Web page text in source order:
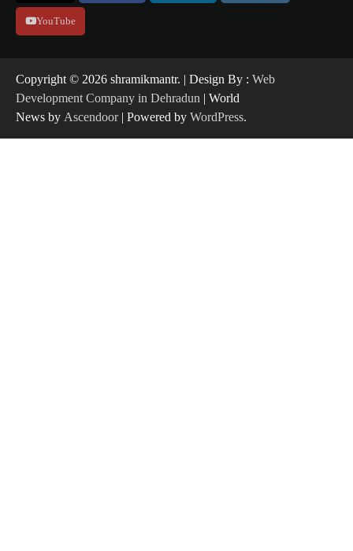
YouTube
Copyright ©️ 2026 shramikmantr. | Design By : Web
Development Company in Dehradun | World
News by Ascendoor| Powered by WordPress.